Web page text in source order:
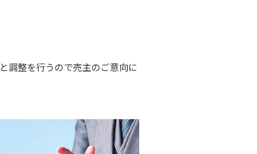
調整を行うので売主のご意向に